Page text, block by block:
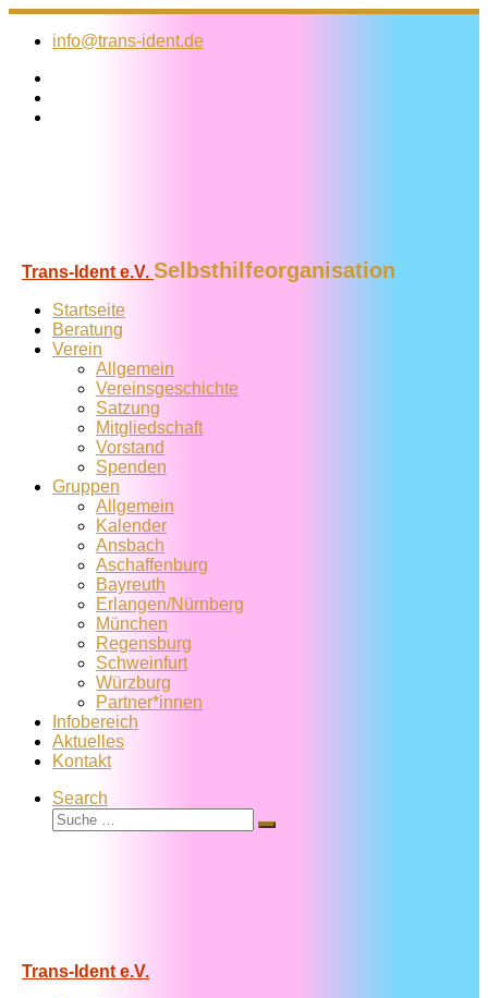
Zum
Inhalt
info@trans-ident.de
Trans-Ident e.V. Selbsthilfeorganisation
Startseite
Beratung
Verein
Allgemein
Vereins­geschichte
Satzung
Mitglied­schaft
Vorstand
Spenden
Gruppen
Allgemein
Kalender
Ansbach
Aschaffenburg
Bayreuth
Erlangen/Nürnberg
München
Regensburg
Schweinfurt
Würzburg
Partner*innen
Infobereich
Aktuelles
Kontakt
Search
Suche
Suche
Trans-Ident e.V.